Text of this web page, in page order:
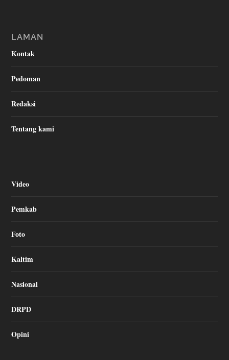
LAMAN
Kontak
Pedoman
Redaksi
Tentang kami
Video
Pemkab
Foto
Kaltim
Nasional
DRPD
Opini